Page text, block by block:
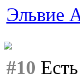
Эльвие
#10